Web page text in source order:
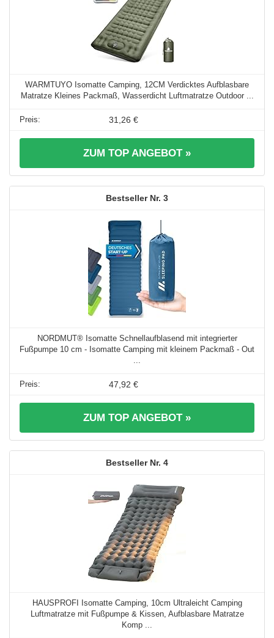
WARMTUYO Isomatte Camping, 12CM Verdicktes Aufblasbare
Matratze Kleines Packmaß, Wasserdicht Luftmatratze Outdoor ...
31,26 €
ZUM TOP ANGEBOT »
3
NORDMUT® Isomatte Schnellaufblasend mit integrierter
Fußpumpe 10 cm - Isomatte Camping mit kleinem Packmaß - Out
...
47,92 €
ZUM TOP ANGEBOT »
4
HAUSPROFI Isomatte Camping, 10cm Ultraleicht Camping
Luftmatratze mit Fußpumpe & Kissen, Aufblasbare Matratze
Komp ...